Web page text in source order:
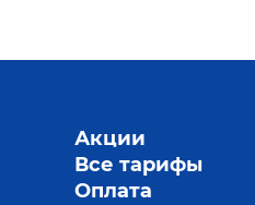
Акции
Все тарифы
Оплата